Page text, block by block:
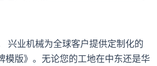
兴业机械为全球客户提供定制化的
模版》。无论您的工地在中东还是华